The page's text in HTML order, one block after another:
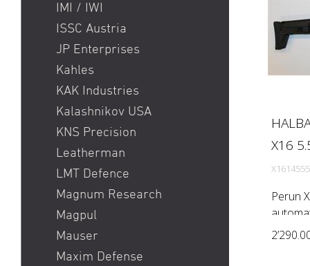
IMI / IWI
ISSC Austria
JP Enterprises
Kahles
KAK Industries
Kalashnikov USA
KNS Precision
Leatherman
LMT Defence
Magnum Research
Magpul
Mauser
Maxim Defense
X16
Perun
Rem)
1:7'')